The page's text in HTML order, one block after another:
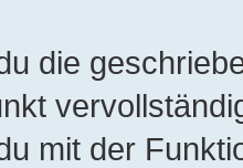
die
mit der